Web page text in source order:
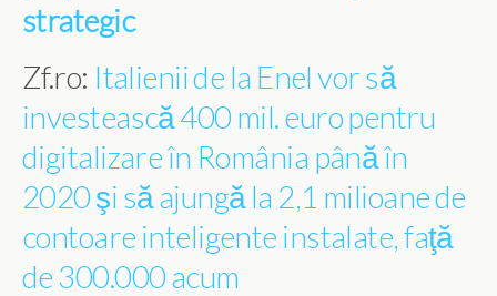
strategic
Zf.ro: Italienii de la Enel vor să
investească 400 mil. euro pentru
digitalizare în România până în
2020 şi să ajungă la 2,1 milioane de
contoare inteligente instalate, faţă
de 300.000 acum